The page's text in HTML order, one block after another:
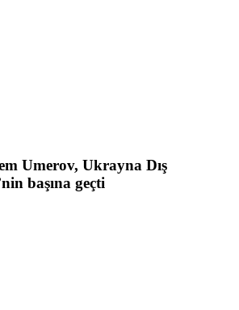
Umerov, Ukrayna Dış
başına geçti